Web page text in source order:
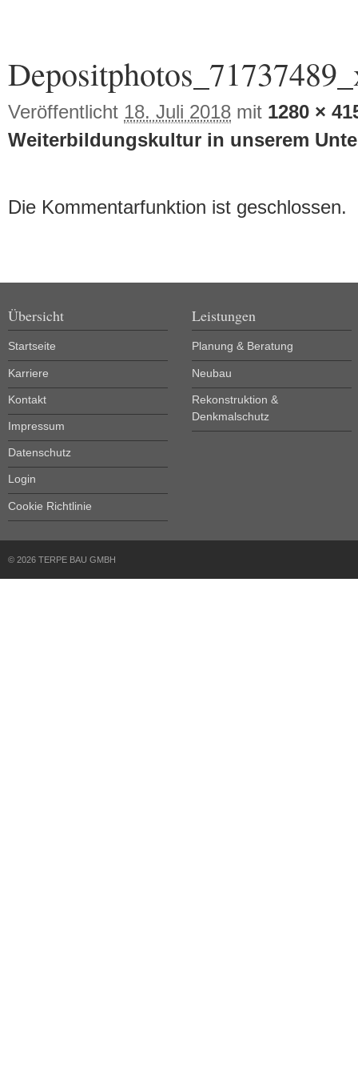
Veröffentlicht 18. Juli 2018 mit 1280 ×
Weiterbildungskultur in unserem
Die Kommentarfunktion ist geschlossen.
Übersicht
Startseite
Karriere
Kontakt
Impressum
Datenschutz
Login
Cookie Richtlinie
Leistungen
Planung & Beratung
Neubau
Rekonstruktion &
Denkmalschutz
© 2026 TERPE BAU GMBH